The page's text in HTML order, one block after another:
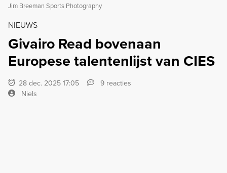
Jim Breeman Sports Photography
NIEUWS
Givairo Read bovenaan
Europese talentenlijst van CIES
28 dec. 2025 17:05
9 reacties
Niels